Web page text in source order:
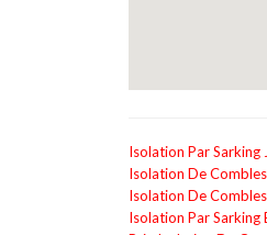
Isolation Par Sarking
Isolation De
Isolation De
Isolation Par Sarking